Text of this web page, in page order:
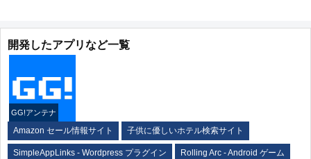
開発したアプリなど一覧
GG!アンテナ
Amazon セール情報サイト 子供に優しいホテル検索サイト
SimpleAppLinks - Wordpress プラグイン Rolling Arc - Android ゲーム